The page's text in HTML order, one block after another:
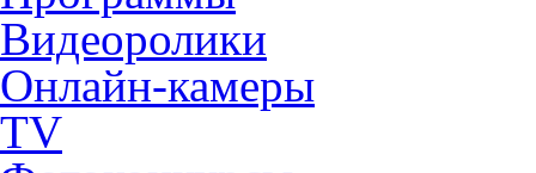
Видеоролики
Онлайн-камеры
TV